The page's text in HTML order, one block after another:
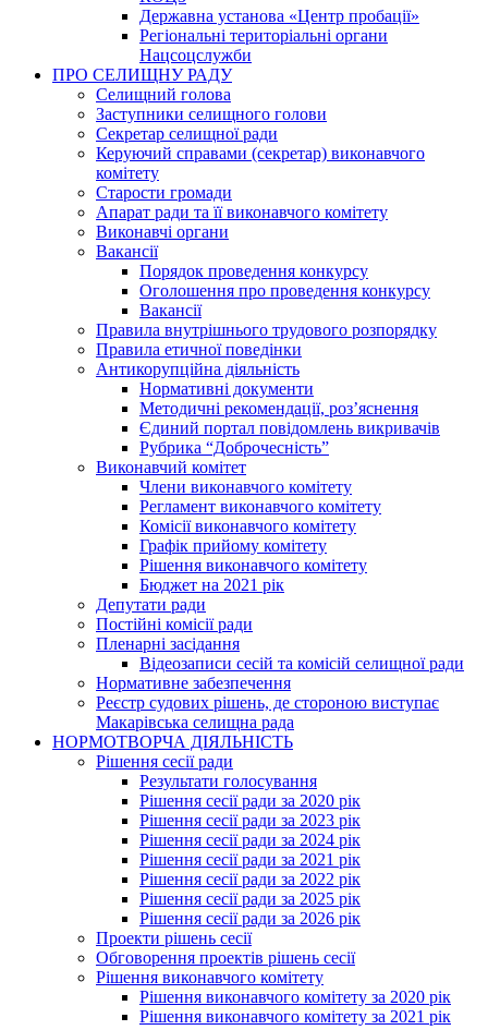
Державна установа «Центр пробації»
Регіональні територіальні органи
Нацсоцслужби
ПРО СЕЛИЩНУ РАДУ
Селищний голова
Заступники селищного голови
Секретар селищної ради
Керуючий справами (секретар) виконавчого
комітету
Старости громади
Апарат ради та її виконавчого комітету
Виконавчі органи
Вакансії
Порядок проведення конкурсу
Оголошення про проведення конкурсу
Вакансії
Правила внутрішнього трудового розпорядку
Правила етичної поведінки
Антикорупційна діяльність
Нормативні документи
Методичні рекомендації, роз’яснення
Єдиний портал повідомлень викривачів
Рубрика “Доброчесність”
Виконавчий комітет
Члени виконавчого комітету
Регламент виконавчого комітету
Комісії виконавчого комітету
Графік прийому комітету
Рішення виконавчого комітету
Бюджет на 2021 рік
Депутати ради
Постійні комісії ради
Пленарні засідання
Відеозаписи сесій та комісій селищної ради
Нормативне забезпечення
Реєстр судових рішень, де стороною виступає
Макарівська селищна рада
НОРМОТВОРЧА ДІЯЛЬНІСТЬ
Рішення сесії ради
Результати голосування
Рішення сесії ради за 2020 рік
Рішення сесії ради за 2023 рік
Рішення сесії ради за 2024 рік
Рішення сесії ради за 2021 рік
Рішення сесії ради за 2022 рік
Рішення сесії ради за 2025 рік
Рішення сесії ради за 2026 рік
Проекти рішень сесії
Обговорення проектів рішень сесії
Рішення виконавчого комітету
Рішення виконавчого комітету за 2020 рік
Рішення виконавчого комітету за 2021 рік